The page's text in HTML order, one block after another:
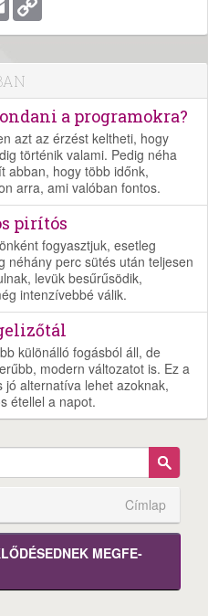
a programokra?
azt az érzést keltheti, hogy
történik valami. Pedig néha
abban, hogy több időnk,
arra, ami valóban fontos.
pirítós
fogyasztjuk, esetleg
néhány perc sütés után teljesen
levük besűrűsödik,
intenzívebbé válik.
különálló fogásból áll, de
modern változatot is. Ez a
alternatíva lehet azoknak,
étellel a napot.
Címlap
MEGFE­